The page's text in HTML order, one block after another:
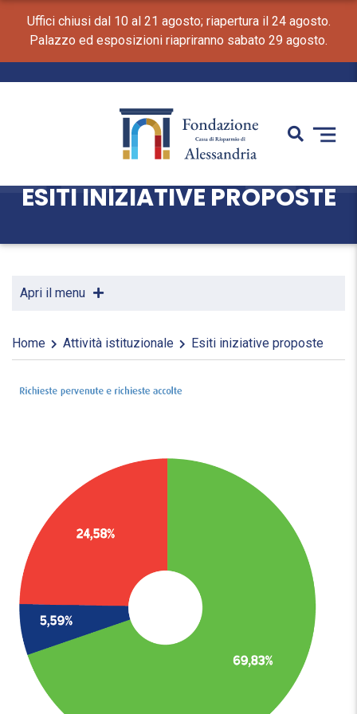
Uffici chiusi dal 10 al 21 agosto; riapertura il 24 agosto.
Palazzo ed esposizioni riapriranno sabato 29 agosto.
ESITI INIZIATIVE PROPOSTE
Apri il menu
Home Attività istituzionale Esiti iniziative proposte